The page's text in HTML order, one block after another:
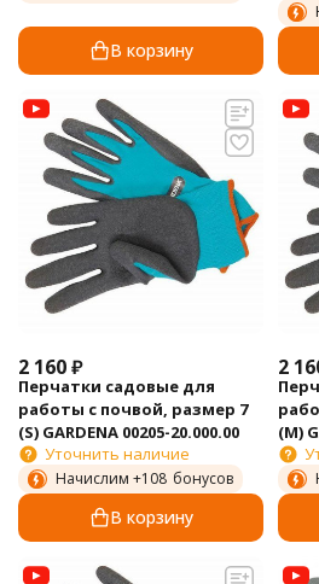
В корзину
2 160₽
Перчатки садовые для
работы с почвой, размер 7
(S) GARDENA 00205-20.000.00
Уточнить наличие
Начислим +108 бонусов
В корзину
2
(M)